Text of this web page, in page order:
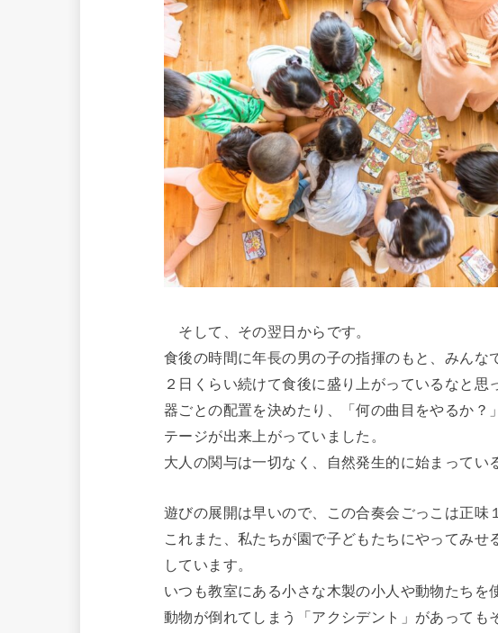
そして、その翌日からです。
食後の時間に年長の男の子の指揮のもと、みんな
２日くらい続けて食後に盛り上がっているなと
器ごとの配置を決めたり、「何の曲目をやるか
テージが出来上がっていました。
大人の関与は一切なく、自然発生的に始まってい
遊びの展開は早いので、この合奏会ごっこは正味
これまた、私たちが園で子どもたちにやってみ
しています。
いつも教室にある小さな木製の小人や動物たち
動物が倒れてしまう「アクシデント」があっても